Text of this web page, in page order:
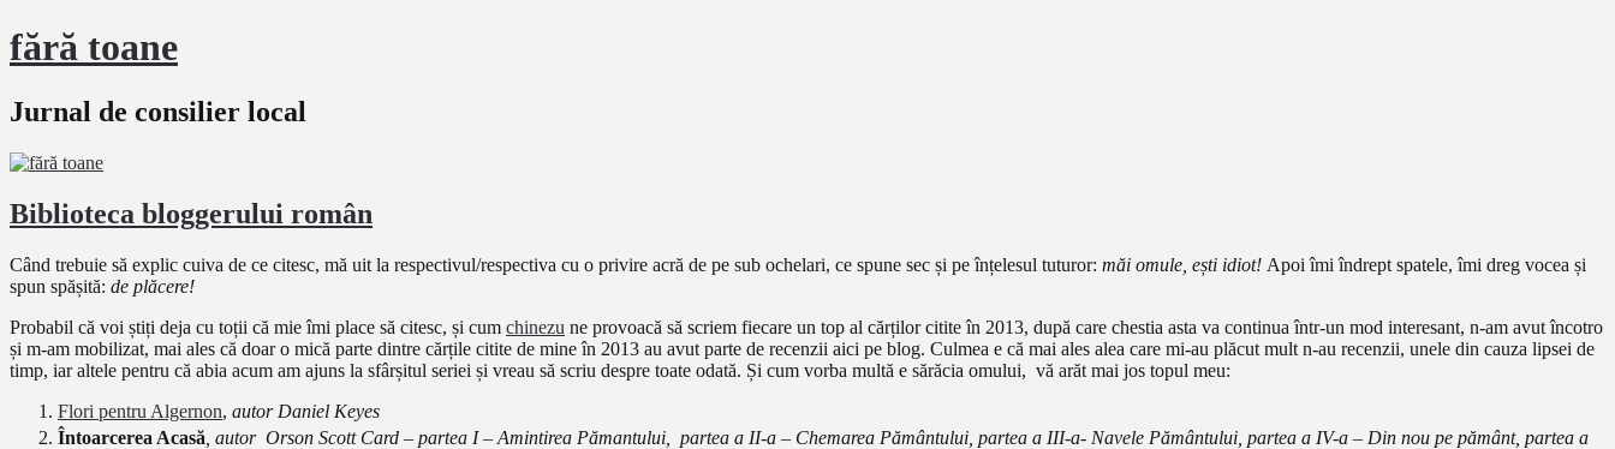
fără toane
Jurnal de consilier local
Biblioteca bloggerului român
Când trebuie să explic cuiva de ce citesc, mă uit la respectivul/respectiva cu o privire acră de pe sub ochelari, ce spune sec și pe înțelesul tuturor: măi omule, ești idiot! Apoi îmi îndrept spatele, îmi dreg vocea și
spun spășită: de plăcere!
Probabil că voi știți deja cu toții că mie îmi place să citesc, și cum chinezu ne provoacă să scriem fiecare un top al cărților citite în 2013, după care chestia asta va continua într-un mod interesant, n-am avut încotro
și m-am mobilizat, mai ales că doar o mică parte dintre cărțile citite de mine în 2013 au avut parte de recenzii aici pe blog. Culmea e că mai ales alea care mi-au plăcut mult n-au recenzii, unele din cauza lipsei de
timp, iar altele pentru că abia acum am ajuns la sfârșitul seriei și vreau să scriu despre toate odată. Și cum vorba multă e sărăcia omului, vă arăt mai jos topul meu:
Flori pentru Algernon, autor Daniel Keyes
Întoarcerea Acasă autor Orson Scott Card – partea I – Amintirea Pămantului, partea a II-a – Chemarea Pământului, partea a III-a- Navele Pământului, partea a IV-a – Din nou pe pământ, partea a